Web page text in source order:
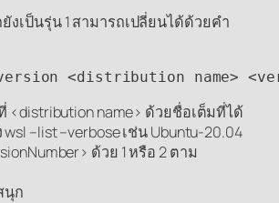
งเป็นรุ่น 1 สามารถเปลี่ยนได้ด้วยคำ
<distribution name>
<distribution name> ด้วยชื่อเต็มที่ได้
–list –verbose เช่น Ubuntu-20.04
ด้วย 1 หรือ 2 ตาม
นุก